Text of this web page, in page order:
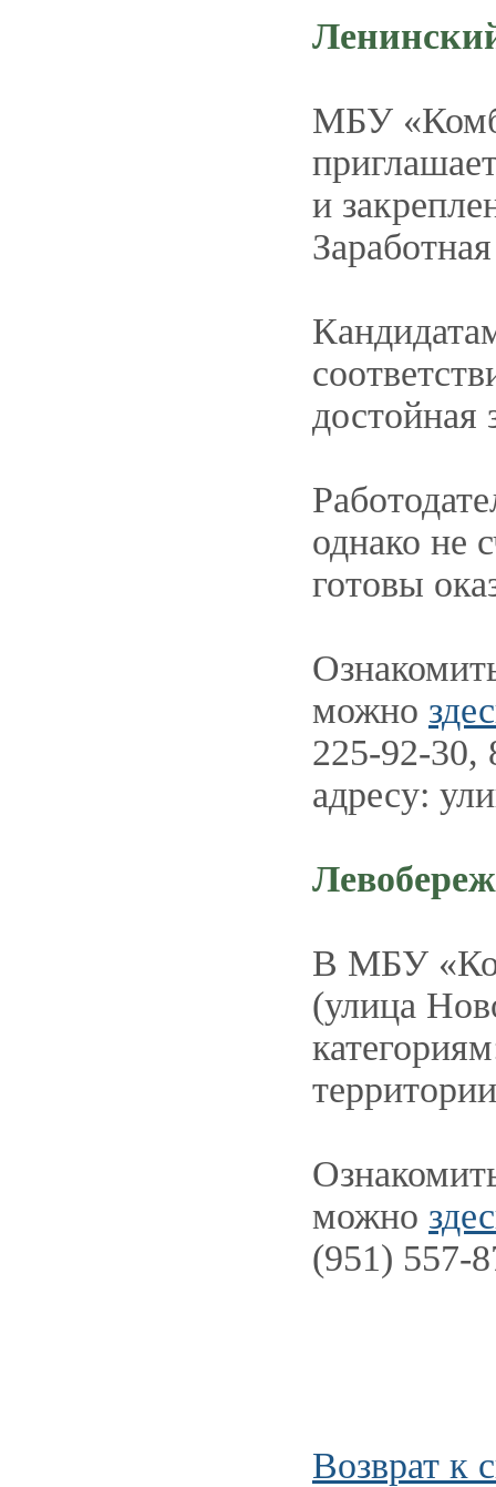
МБУ
и
достойная
однако не
готовы
можно
225-92-30,
адресу:
В МБУ
(улица
можно
(951) 557-
Возврат к